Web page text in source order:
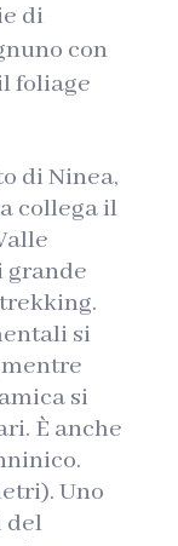
di
con
foliage
di Ninea,
collega il
grande
si
si
È anche
Uno
del